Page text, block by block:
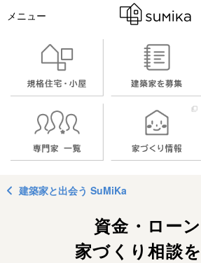
メニュー
建築家と出会う SuMiKa
資金・ロー
家づくり相談